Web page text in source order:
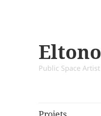
Eltono
Public Space Artist